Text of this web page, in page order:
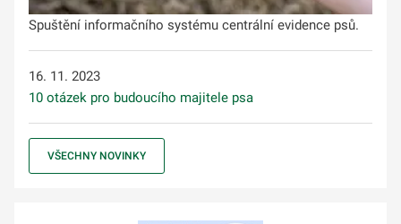
Spuštění informačního systému centrální evidence psů.
16. 11. 2023
10 otázek pro budoucího majitele psa
VŠECHNY NOVINKY